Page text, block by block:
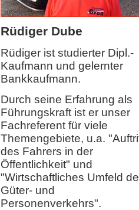
Rüdiger Dube
Rüdiger ist studierter Dipl.-
Kaufmann und gelernter
Bankkaufmann.
Durch seine Erfahrung als
Führungskraft ist er unser
Fachreferent für viele
Themengebiete, u.a.
des Fahrers in der
Öffentlichkeit" und
"Wirtschaftliches Umfeld
Güter- und
Personenverkehrs".